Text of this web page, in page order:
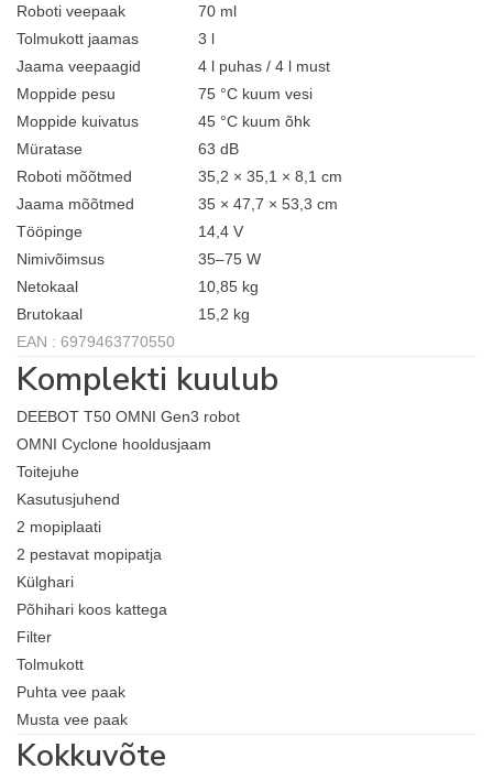
Roboti veepaak
70 ml
Tolmukott jaamas
3 l
Jaama veepaagid
4 l puhas / 4 l must
Moppide pesu
75 °C kuum vesi
Moppide kuivatus
45 °C kuum õhk
Müratase
63 dB
Roboti mõõtmed
35,2 × 35,1 × 8,1 cm
Jaama mõõtmed
35 × 47,7 × 53,3 cm
Tööpinge
14,4 V
Nimivõimsus
35–75 W
Netokaal
10,85 kg
Brutokaal
15,2 kg
EAN : 6979463770550
Komplekti kuulub
DEEBOT T50 OMNI Gen3 robot
OMNI Cyclone hooldusjaam
Toitejuhe
Kasutusjuhend
2 mopiplaati
2 pestavat mopipatja
Külghari
Põhihari koos kattega
Filter
Tolmukott
Puhta vee paak
Musta vee paak
Kokkuvõte